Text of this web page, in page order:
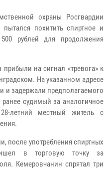
охраны Росгвардии
похитить спиртное и
рублей для продолжения
на сигнал «тревога» к
На указанном адресе
и задержали предполагаемого
судимый за аналогичное
летний местный житель с
после употребления спиртных
в торговую точку за
Кемеровчанин спрятал три